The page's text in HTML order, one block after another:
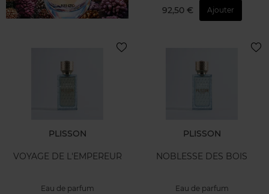
92,50 € Ajouter
PLISSON
VOYAGE DE L'EMPEREUR
Eau de parfum
PLISSON
NOBLESSE DES BOIS
Eau de parfum